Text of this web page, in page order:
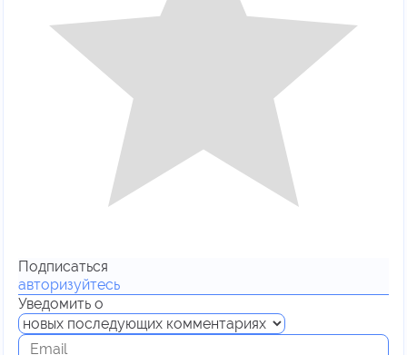
Подписаться
авторизуйтесь
Уведомить о